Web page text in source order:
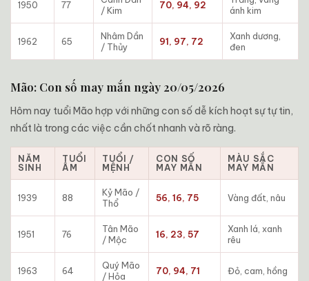
1950 77
/ Kim
70, 94, 92
ánh kim
1962 65
Nhâm Dần
/ Thủy
91, 97, 72
Xanh dương,
đen
Mão: Con số may mắn ngày 20/05/2026
Hôm nay tuổi Mão hợp với những con số dễ kích hoạt sự tự tin,
nhất là trong các việc cần chốt nhanh và rõ ràng.
NĂM
SINH
TUỔI
ÂM
TUỔI /
MỆNH
CON SỐ
MAY MẮN
MÀU SẮC
MAY MẮN
1939 88
Kỷ Mão /
Thổ
56, 16, 75 Vàng đất, nâu
1951 76
Tân Mão
/ Mộc
16, 23, 57
Xanh lá, xanh
rêu
1963 64
Quý Mão
/ Hỏa
70, 94, 71 Đỏ, cam, hồng